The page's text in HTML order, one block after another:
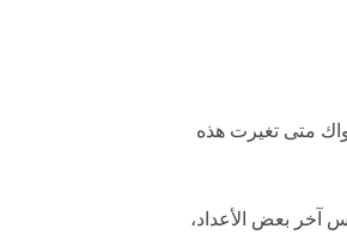
متى تغيرت هذه
آخر بعض الأعداد،